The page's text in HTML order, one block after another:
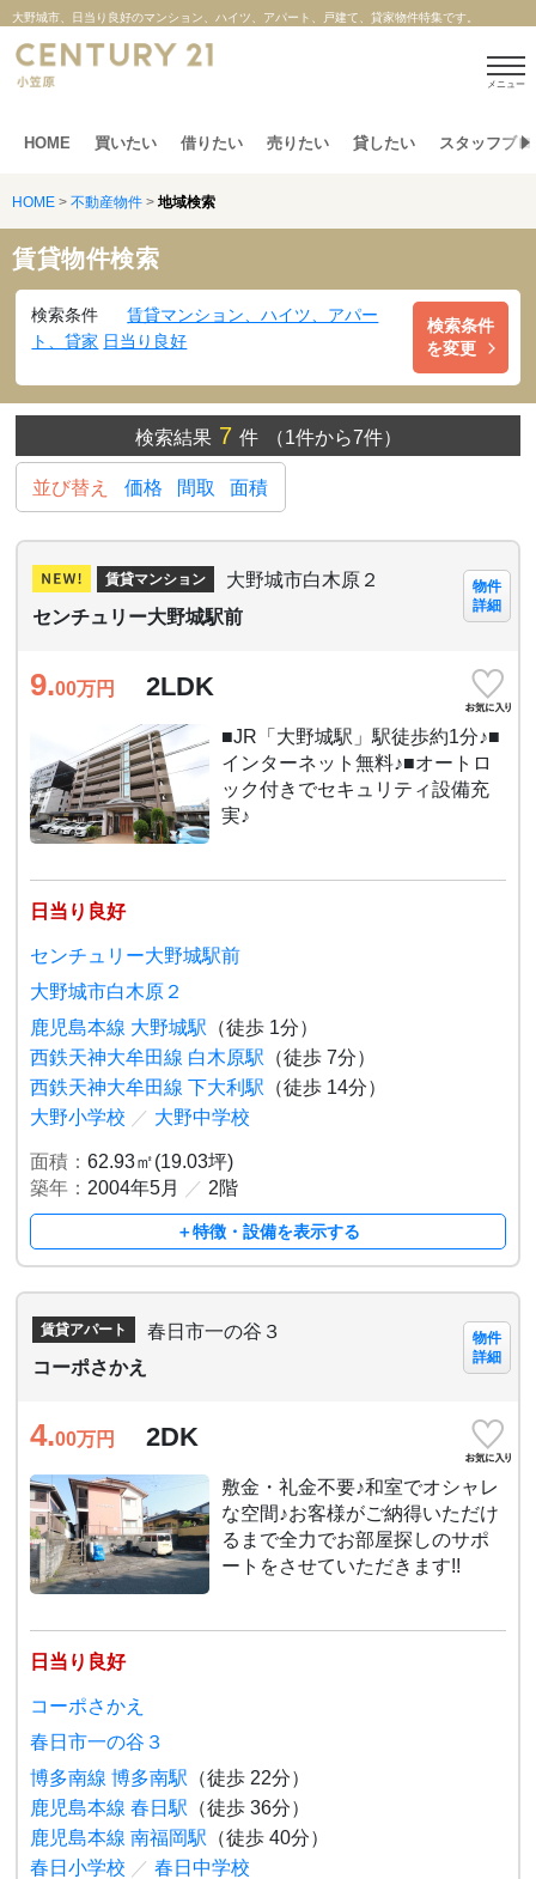
大野城市、日当り良好のマンション、ハイツ、アパート、戸建て、貸家物件特集です。
メニュー
HOME 買いたい 借りたい 売りたい 貸したい スタッフブロ
HOME > 不動産物件 > 地域検索
賃貸物件検索
検索条件
賃貸マンション、ハイツ、アパー
ト、貸家 日当り良好
検索条件
を変更
検索結果7 件 （1件から7件）
並び替え 価格 間取 面積
賃貸マンション
大野城市白木原２
センチュリー大野城駅前
物件
詳細
9.00万円 2LDK
■JR「大野城駅」駅徒歩約1分♪■
インターネット無料♪■オートロ
ック付きでセキュリティ設備充
実♪
日当り良好
センチュリー大野城駅前
大野城市白木原２
鹿児島本線 大野城駅 （徒歩 1分）
西鉄天神大牟田線 白木原駅 （徒歩 7分）
西鉄天神大牟田線 下大利駅 （徒歩 14分）
大野小学校 ／ 大野中学校
面積：62.93㎡(19.03坪)
築年： 2004年5月 ／ 2階
＋特徴・設備を表示する
賃貸アパート
春日市一の谷３
コーポさかえ
物件
詳細
4.00万円 2DK
敷金・礼金不要♪和室でオシャレ
な空間♪お客様がご納得いただけ
るまで全力でお部屋探しのサポ
ートをさせていただきます!!
日当り良好
コーポさかえ
春日市一の谷３
博多南線 博多南駅 （徒歩 22分）
鹿児島本線 春日駅 （徒歩 36分）
鹿児島本線 南福岡駅 （徒歩 40分）
春日小学校 ／ 春日中学校